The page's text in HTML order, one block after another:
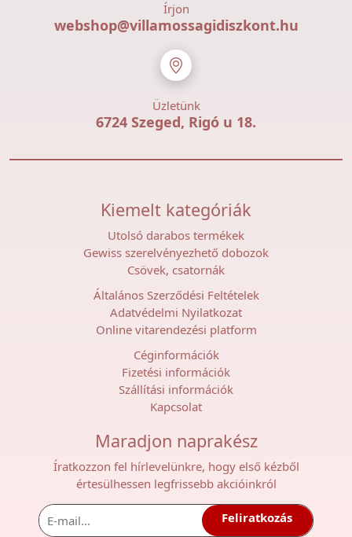
Írjon
webshop@villamossagidiszkont.hu
Üzletünk
6724 Szeged, Rigó u 18.
Kiemelt kategóriák
Utolsó darabos termékek
Gewiss szerelvényezhető dobozok
Csövek, csatornák
Általános Szerződési Feltételek
Adatvédelmi Nyilatkozat
Online vitarendezési platform
Céginformációk
Fizetési információk
Szállítási információk
Kapcsolat
Maradjon naprakész
Íratkozzon fel hírlevelünkre, hogy első kézből
értesülhessen legfrissebb akcióinkról
Feliratkozás